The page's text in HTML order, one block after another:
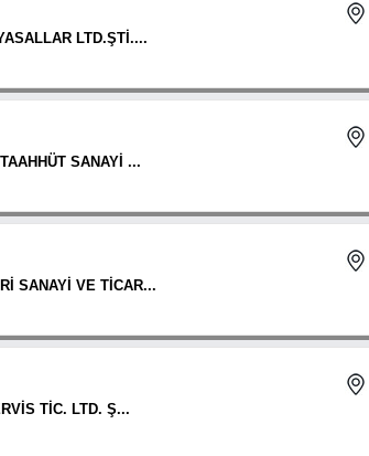
LTD.ŞTİ....
SANAYİ ...
SANAYİ VE TİCAR...
TİC. LTD. Ş...